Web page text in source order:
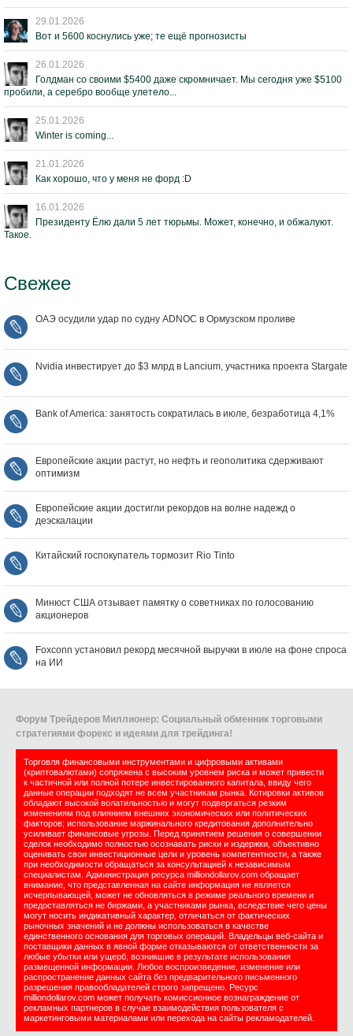
29.01.2026
Вот и 5600 коснулись уже; те ещё прогнозисты
26.01.2026
Голдман со своими $5400 даже скромничает. Мы сегодня уже $5100
пробили, а серебро вообще улетело...
25.01.2026
Winter is coming...
21.01.2026
Как хорошо, что у меня не форд :D
16.01.2026
Президенту Ёлю дали 5 лет тюрьмы. Может, конечно, и обжалуют.
Такое.
Свежее
ОАЭ осудили удар по судну ADNOC в Ормузском проливе
Nvidia инвестирует до $3 млрд в Lancium, участника проекта Stargate
Bank of America: занятость сократилась в июле, безработица 4,1%
Европейские акции растут, но нефть и геополитика сдерживают
оптимизм
Европейские акции достигли рекордов на волне надежд о
деэскалации
Китайский госпокупатель тормозит Rio Tinto
Минюст США отзывает памятку о советниках по голосованию
акционеров
Foxconn установил рекорд месячной выручки в июле на фоне спроса
на ИИ
Форум Трейдеров Миллионер: Социальный обменник торговыми
стратегиями форекс и идеями для трейдинга!
Торговля финансовыми инструментами и цифровыми активами
(криптовалютами) сопряжена с высоким уровнем риска и может привести
к частичной или полной потере инвестированного капитала, ввиду чего
данные операции подходят не всем участникам рынка. Котировки активов
обладают высокой волатильностью и могут подвергаться резким
изменениям под влиянием внешних экономических или политических
факторов; использование маржинального кредитования дополнительно
усиливает финансовые угрозы. Перед принятием решения о совершении
сделок необходимо полностью осознавать риски и издержки, объективно
оценивать свои инвестиционные цели и уровень компетентности, а также
при необходимости обращаться за консультацией к независимым
специалистам. Администрация ресурса milliondollarov.com обращает
внимание, что представленная на сайте информация не является
исчерпывающей, может не обновляться в режиме реального времени и
предоставляться не биржами, а участниками рынка, вследствие чего цены
могут носить индикативный характер, отличаться от фактических
рыночных значений и не должны использоваться в качестве
единственного основания для торговых операций. Владельцы веб-сайта и
поставщики данных в явной форме отказываются от ответственности за
любые убытки или ущерб, возникшие в результате использования
размещенной информации. Любое воспроизведение, изменение или
распространение данных сайта без предварительного письменного
разрешения правообладателей строго запрещено. Ресурс
milliondollarov.com может получать комиссионное вознаграждение от
рекламных партнеров в случае взаимодействия пользователя с
маркетинговыми материалами или перехода на сайты рекламодателей.